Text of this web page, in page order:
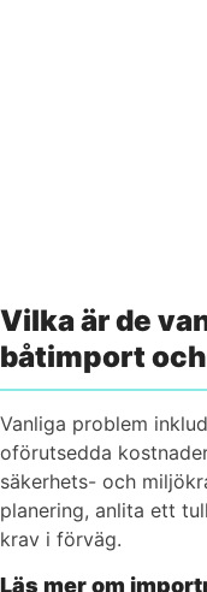
Vilka är de
båtimport
Vanliga problem
oförutsedda
säkerhets- och
planering, anlita ett
krav i förväg.
Läs mer om